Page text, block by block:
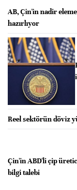
AB, Çin'in nadir
hazırlıyor
Reel sektörün döviz
Çin'in ABD'li çip
bilgi talebi